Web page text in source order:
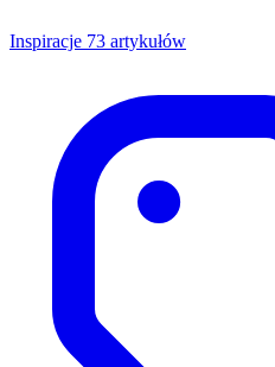
Inspiracje 73 artykułów